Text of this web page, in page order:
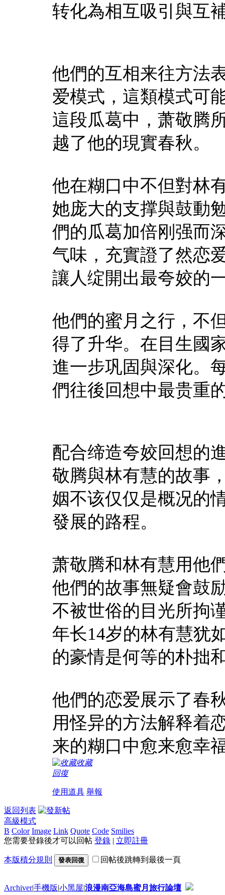
转化為相互吸引與互
他們的互相来往方法
爱模式，這類模式可
這段瓜葛中，萧敬腾
越了他的現實春秋。
他在糊口中不但對林
她庞大的支撑與鼓動
們的瓜葛加倍刚强而
气味，充實證了然恋
讓人绽開出最夸姣的
他們的蜜月之行，不
得了升华。在目生國
進一步巩固與深化。
們往後回想中最贵重
配合缔造夸姣回想的
敬腾與林有慧的故事
姻不该仅仅是概况的
發展的路程。
萧敬腾和林有慧用他
他們的故事無疑會鼓
不被世俗的目光所拘
年长14岁的林有慧犹
的豪情是何等的朴拙
他們的恋爱展示了春
用怪异的方法解释着
来的糊口中愈来愈幸
收藏
回復
使用道具 舉報
返回列表
高級模式
B Color Image Link Quote Code Smilies
您需要登錄後才可以回帖 登錄 | 立即註冊
本版積分規則 發表回復 回帖後跳轉到最後一頁
Archiver|手機版|小黑屋|浪漫南亞海島蜜月旅行論壇